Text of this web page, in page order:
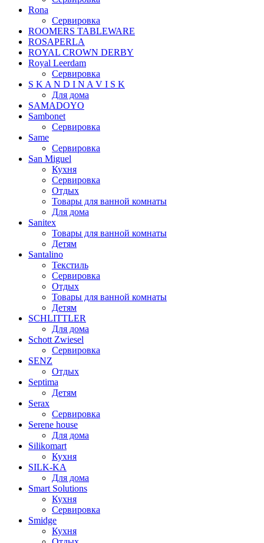
Rona
Сервировка
ROOMERS TABLEWARE
ROSAPERLA
ROYAL CROWN DERBY
Royal Leerdam
Сервировка
S K A N D I N A V I S K
Для дома
SAMADOYO
Sambonet
Сервировка
Same
Сервировка
San Miguel
Кухня
Сервировка
Отдых
Товары для ванной комнаты
Для дома
Sanitex
Товары для ванной комнаты
Детям
Santalino
Текстиль
Сервировка
Отдых
Товары для ванной комнаты
Детям
SCHLITTLER
Для дома
Schott Zwiesel
Сервировка
SENZ
Отдых
Septima
Детям
Serax
Сервировка
Serene house
Для дома
Silikomart
Кухня
SILK-KA
Для дома
Smart Solutions
Кухня
Сервировка
Smidge
Кухня